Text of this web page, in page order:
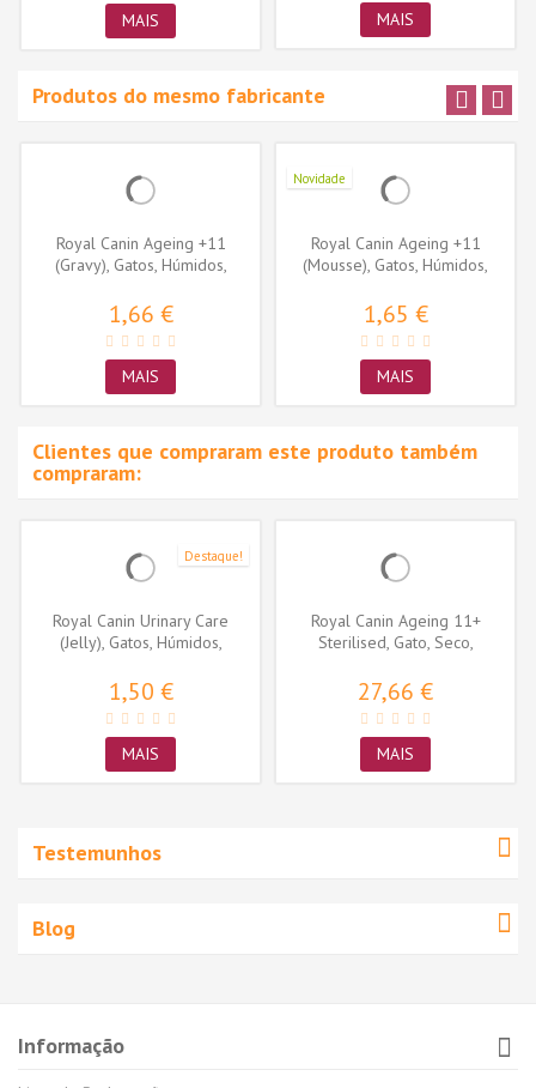
MAIS MAIS
Produtos do mesmo fabricante
Royal Canin Ageing +11
(Gravy), Gatos, Húmidos,
1,66 €
MAIS
Novidade
Royal Canin Ageing +11
(Mousse), Gatos, Húmidos,
1,65 €
MAIS
Clientes que compraram este produto também
compraram:
Destaque!
Royal Canin Urinary Care
(Jelly), Gatos, Húmidos,
1,50 €
MAIS
Royal Canin Ageing 11+
Sterilised, Gato, Seco,
27,66 €
MAIS
Testemunhos
Blog
Informação